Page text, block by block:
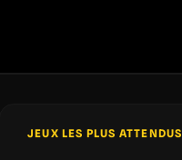
JEUX LES PLUS ATTENDUS